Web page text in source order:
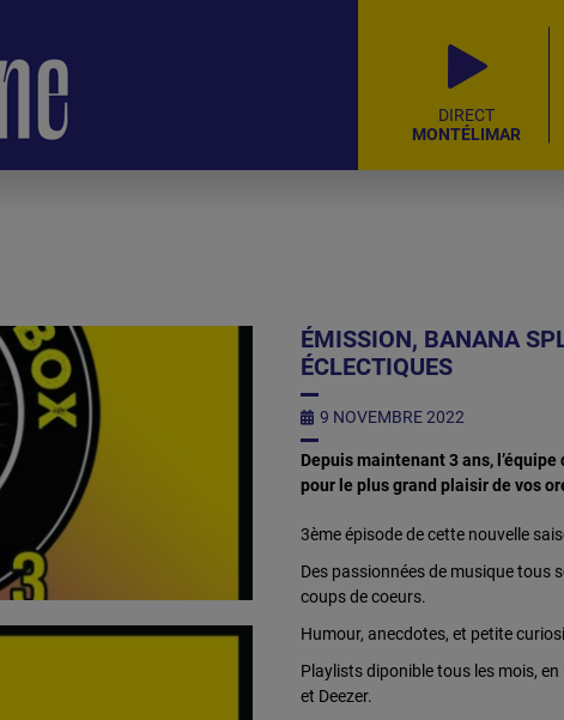
DIRECT
MONTÉLIMAR
ÉMISSION, BANANA
ÉCLECTIQUES
9 NOVEMBRE 2022
Depuis maintenant 3 ans,
pour le plus grand plaisir de vos
3ème épisode de cette nouvelle
Des passionnées de musique tous
coups de coeurs.
Humour, anecdotes, et petite
Playlists diponible tous les mois,
et Deezer.